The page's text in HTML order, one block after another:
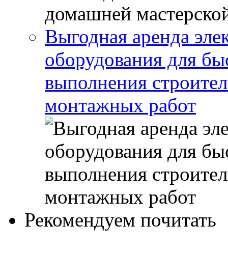
Выгодная аренда
оборудования для
выполнения
монтажных работ
Рекомендуем почитать